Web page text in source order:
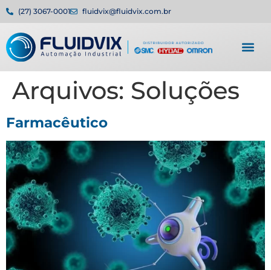
(27) 3067-0001 fluidvix@fluidvix.com.br
Arquivos: Soluções
Farmacêutico